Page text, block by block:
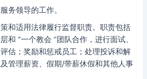
务领导的工作。
和适用法律履行监督职责。职责包括
和 “一个教会 “团队合作，进行面试、
估；奖励和惩戒员工；处理投诉和解
管理薪资、假期/带薪休假和其他人事